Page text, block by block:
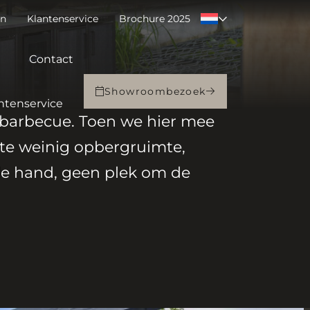
Klantenservice Brochure 2025
Contact
Showroombezoek
Toen we hier mee
weinig opbergruimte,
hand, geen plek om de